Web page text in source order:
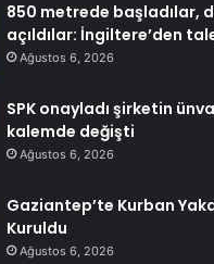
850 metrede başladılar,
açıldılar: İngiltere’den
Ağustos 6, 2026
SPK onayladı şirketin
kalemde değişti
Ağustos 6, 2026
Gaziantep’te Kurban
Kuruldu
Ağustos 6, 2026